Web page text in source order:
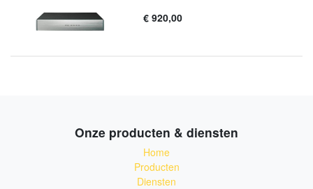
€ 920,00
Onze producten & diensten
Home
Producten
Diensten